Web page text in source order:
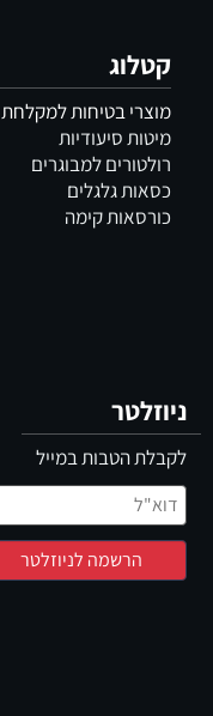
קטלוג
מוצרי בטיחות למקלחת
מיטות סיעודיות
רולטורים למבוגרים
כסאות גלגלים
כורסאות קימה
ניוזלטר
לקבלת הטבות במייל